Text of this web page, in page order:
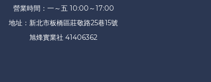
營業時間：一～五 10:00～17:00
地址：新北市板橋區莊敬路25巷15號
旭烽實業社 41406362